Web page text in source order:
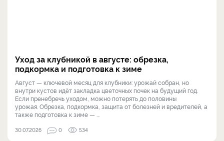
Уход за клубникой в августе: обрезка,
подкормка и подготовка к зиме
Август — ключевой месяц для клубники: урожай собран, но
внутри кустов идёт закладка цветочных почек на будущий год.
Если пренебречь уходом, можно потерять до половины
урожая. Обрезка, подкормка, защита от болезней и вредителей, а
также подготовка к зиме — ...
30.07.2026 0 534